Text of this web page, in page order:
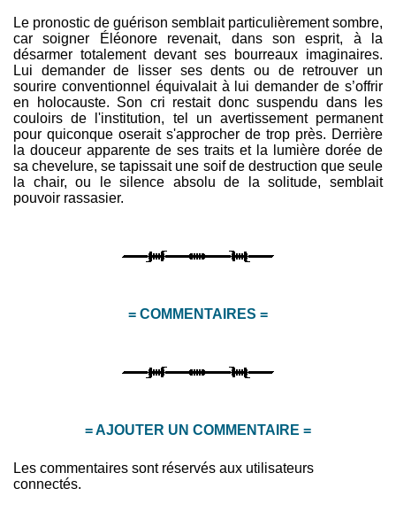
Le pronostic de guérison semblait particulièrement sombre,
car soigner Éléonore revenait, dans son esprit, à la
désarmer totalement devant ses bourreaux imaginaires.
Lui demander de lisser ses dents ou de retrouver un
sourire conventionnel équivalait à lui demander de s’offrir
en holocauste. Son cri restait donc suspendu dans les
couloirs de l'institution, tel un avertissement permanent
pour quiconque oserait s'approcher de trop près. Derrière
la douceur apparente de ses traits et la lumière dorée de
sa chevelure, se tapissait une soif de destruction que seule
la chair, ou le silence absolu de la solitude, semblait
pouvoir rassasier.
= COMMENTAIRES =
= AJOUTER UN COMMENTAIRE =
Les commentaires sont réservés aux utilisateurs
connectés.